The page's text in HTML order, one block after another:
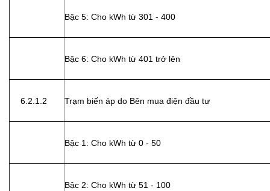
Bậc 5: Cho kWh từ 301 - 400
Bậc 6: Cho kWh từ 401 trở lên
6.2.1.2 Trạm biến áp do Bên mua điện đầu tư
Bậc 1: Cho kWh từ 0 - 50
Bậc 2: Cho kWh từ 51 - 100